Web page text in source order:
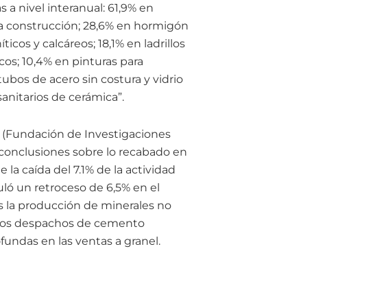
nivel interanual: 61,9% en
construcción; 28,6% en hormigón
y calcáreos; 18,1% en ladrillos
10,4% en pinturas para
de acero sin costura y vidrio
de cerámica”.
(Fundación de Investigaciones
sobre lo recabado en
caída del 7.1% de la actividad
un retroceso de 6,5% en el
la producción de minerales no
despachos de cemento
en las ventas a granel.